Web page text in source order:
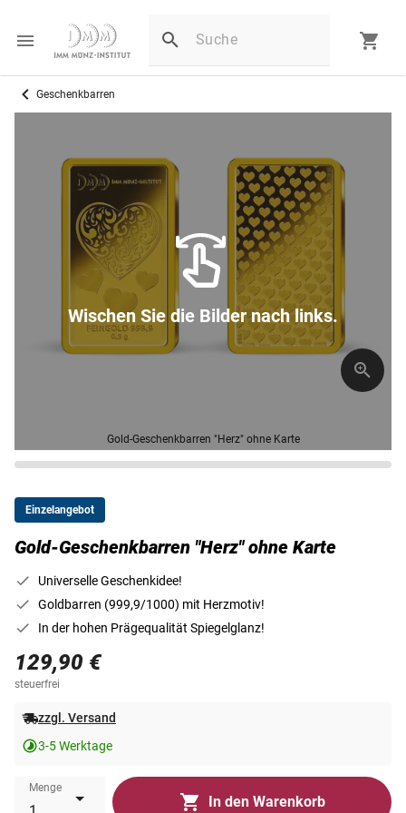
Geschenkbarren
Gold-Geschenkbarren "Herz" ohne Karte
Wischen Sie die Bilder nach links.
Einzelangebot
Gold-Geschenkbarren "Herz" ohne Karte
Universelle Geschenkidee!
Goldbarren (999,9/1000) mit Herzmotiv!
In der hohen Prägequalität Spiegelglanz!
129,90 €
steuerfrei
zzgl. Versand
3-5 Werktage
Menge
In den Warenkorb